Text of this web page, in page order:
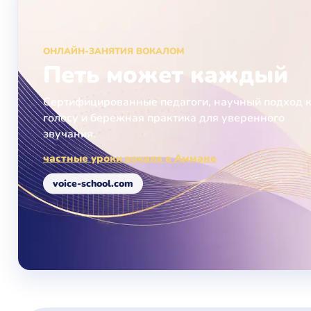
ОНЛАЙН-ЗАНЯТИЯ ВОКАЛОМ
Петь может каждый
Сертифицированные педагоги, научный подход к
голосу и бережная практика для уверенного
звучания.
частные уроки вокала в Аммане
voice-school.com